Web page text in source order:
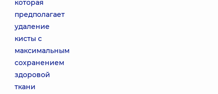
которая
предполагает
удаление
кисты с
максимальным
сохранением
здоровой
ткани